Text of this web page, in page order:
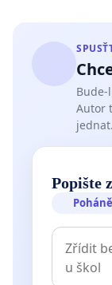
Bude-
Autor
Popište